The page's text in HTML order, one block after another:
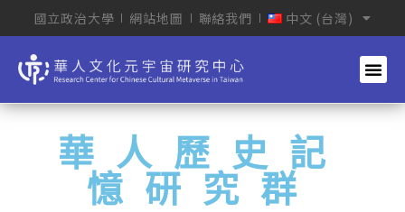
國立政治大學 網站地圖 聯絡我們 中文 (台灣)
華人歷史記
憶研究群